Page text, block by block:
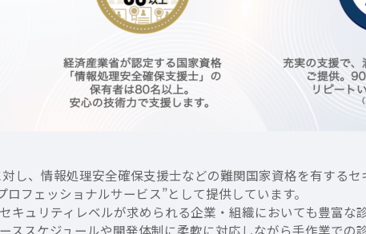
し、情報処理安全確保支援士などの難関国家資格を有する
フェッショナルサービス”として提供しています。
キュリティレベルが求められる企業・組織においても豊富な
ススケジュールや開発体制に柔軟に対応しながら手作業での